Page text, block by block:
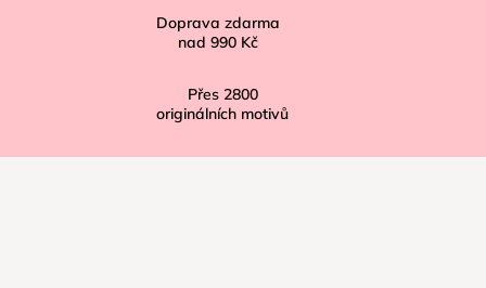
Doprava zdarma
nad 990 Kč
Přes 2800
originálních motivů